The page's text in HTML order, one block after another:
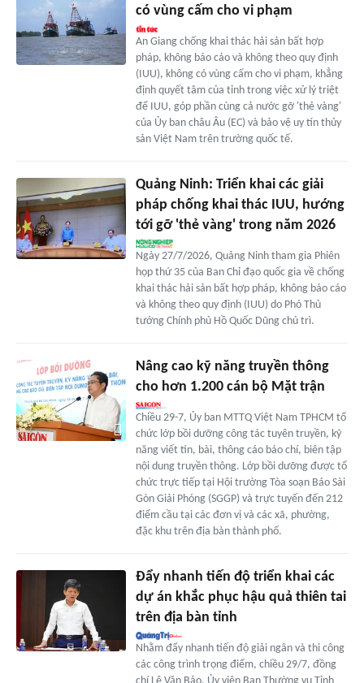
có vùng cấm cho vi phạm
An Giang chống khai thác hải sản bất hợp
pháp, không báo cáo và không theo quy định
(IUU), không có vùng cấm cho vi phạm, khẳng
định quyết tâm của tỉnh trong việc xử lý triệt
để IUU, góp phần cùng cả nước gỡ 'thẻ vàng'
của Ủy ban châu Âu (EC) và bảo vệ uy tín thủy
sản Việt Nam trên trường quốc tế.
Quảng Ninh: Triển khai các giải
pháp chống khai thác IUU, hướng
tới gỡ 'thẻ vàng' trong năm 2026
Ngày 27/7/2026, Quảng Ninh tham gia Phiên
họp thứ 35 của Ban Chỉ đạo quốc gia về chống
khai thác hải sản bất hợp pháp, không báo cáo
và không theo quy định (IUU) do Phó Thủ
tướng Chính phủ Hồ Quốc Dũng chủ trì.
Nâng cao kỹ năng truyền thông
cho hơn 1.200 cán bộ Mặt trận
Chiều 29-7, Ủy ban MTTQ Việt Nam TPHCM tổ
chức lớp bồi dưỡng công tác tuyên truyền, kỹ
năng viết tin, bài, thông cáo báo chí, biên tập
nội dung truyền thông. Lớp bồi dưỡng được tổ
chức trực tiếp tại Hội trường Tòa soạn Báo Sài
Gòn Giải Phóng (SGGP) và trực tuyến đến 212
điểm cầu tại các đơn vị và các xã, phường,
đặc khu trên địa bàn thành phố.
Đẩy nhanh tiến độ triển khai các
dự án khắc phục hậu quả thiên tai
trên địa bàn tỉnh
Nhằm đẩy nhanh tiến độ giải ngân và thi công
các công trình trọng điểm, chiều 29/7, đồng
chí Lê Văn Bảo, Ủy viên Ban Thường vụ Tỉnh